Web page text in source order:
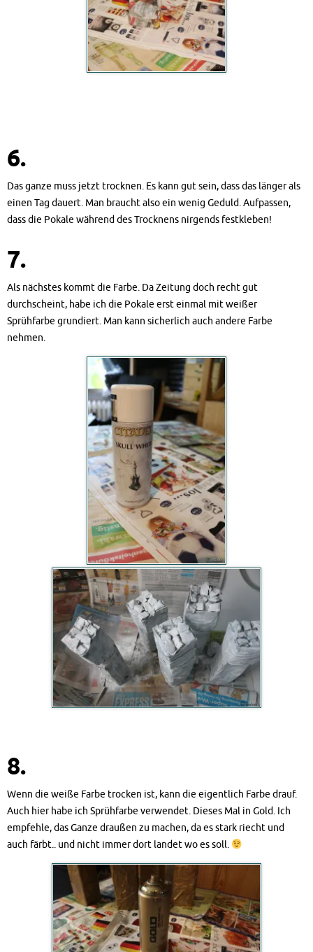
6.
Das ganze muss jetzt trocknen. Es kann gut sein, dass das länger als
einen Tag dauert. Man braucht also ein wenig Geduld. Aufpassen,
dass die Pokale während des Trocknens nirgends festkleben!
7.
Als nächstes kommt die Farbe. Da Zeitung doch recht gut
durchscheint, habe ich die Pokale erst einmal mit weißer
Sprühfarbe grundiert. Man kann sicherlich auch andere Farbe
nehmen.
8.
Wenn die weiße Farbe trocken ist, kann die eigentlich Farbe drauf.
Auch hier habe ich Sprühfarbe verwendet. Dieses Mal in Gold. Ich
empfehle, das Ganze draußen zu machen, da es stark riecht und
auch färbt.. und nicht immer dort landet wo es soll.